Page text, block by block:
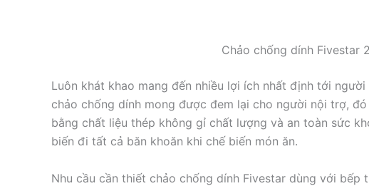
Chảo chống dính Fivestar
Luôn khát khao mang đến nhiều lợi ích nhất định tới
chảo chống dính mong được đem lại cho người nội trợ,
bằng chất liệu thép không gỉ chất lượng và an toàn sức
biến đi tất cả băn khoăn khi chế biến món ăn.
Nhu cầu cần thiết chảo chống dính Fivestar dùng với